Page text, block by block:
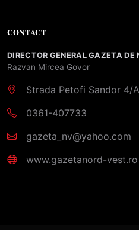
CONTACT
DIRECTOR GENERAL GAZETA
Razvan Mircea Govor
Strada Petofi Sandor 4/
0361-407733
gazeta_nv@yahoo.com
www.gazetanord-vest.ro